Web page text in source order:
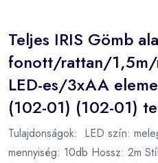
Teljes IRIS Gömb
fonott/rattan/
LED-es/3xAA
(102-01) (102-01)
Tulajdonságok: LED szín:
mennyiség: 10db Hossz: 2m